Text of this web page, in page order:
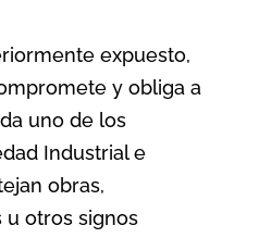
expuesto,
y obliga a
uno de los
Industrial e
obras,
u otros signos